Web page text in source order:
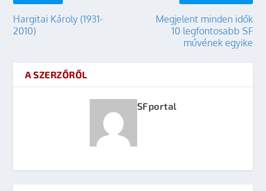
Hargitai Károly (1931-
2010)
Megjelent minden idők
10 legfontosabb SF
művének egyike
A SZERZŐRŐL
SFportal